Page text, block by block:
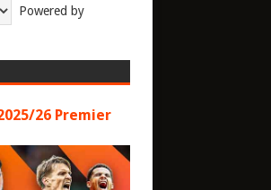
Powered by
26 Premier